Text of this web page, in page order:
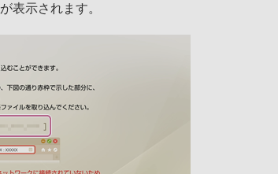
表示されます。